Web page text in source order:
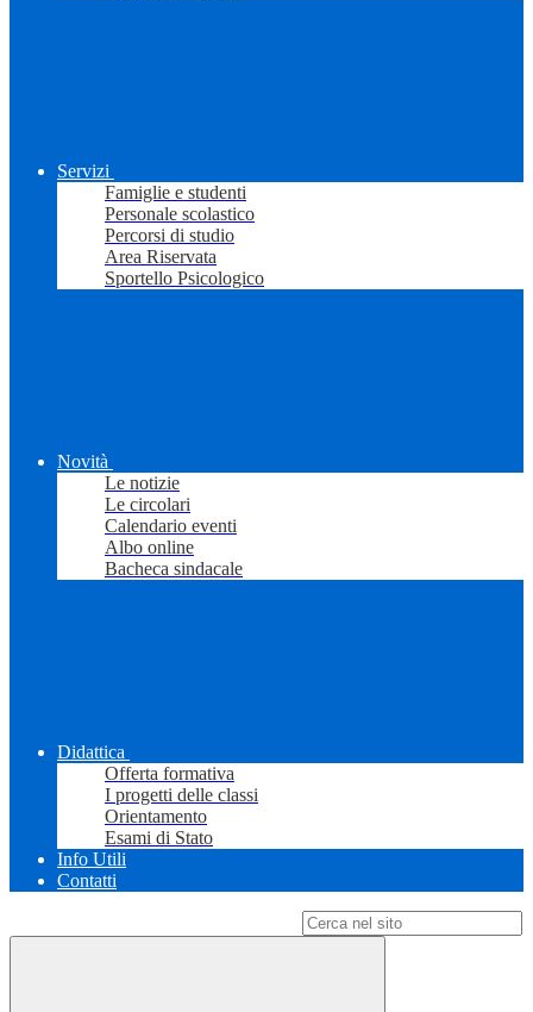
Servizi
Famiglie e studenti
Personale scolastico
Percorsi di studio
Area Riservata
Sportello Psicologico
Novità
Le notizie
Le circolari
Calendario eventi
Albo online
Bacheca sindacale
Didattica
Offerta formativa
I progetti delle classi
Orientamento
Esami di Stato
Info Utili
Contatti